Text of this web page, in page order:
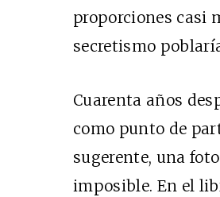
proporciones casi
secretismo
Cuarenta años
como punto de
sugerente, una
imposible. En el